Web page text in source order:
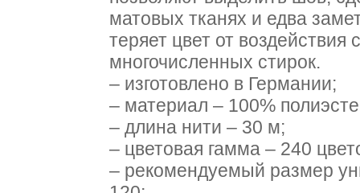
матовых тканях и едва
теряет цвет от
многочисленных стирок.
– изготовлено в Германии;
– материал – 100%
– длина нити – 30 м;
– цветовая гамма – 240
– рекомендуемый размер